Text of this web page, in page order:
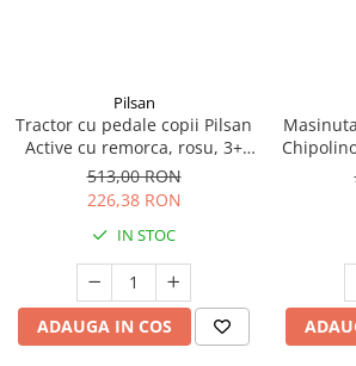
Insecte si paianjeni
Lumea preistorica
Ocean si gheata
Reptile si amfibieni
Viata la ferma
Bancuri de lucru cu unelte
Constructii, cuburi, forme si culori
Corturi de joaca
Pilsan
Tractor cu pedale copii Pilsan
Active cu remorca, rosu, 3+
ani
513,00 RON
226,38 RON
IN STOC
ADAUGA IN COS